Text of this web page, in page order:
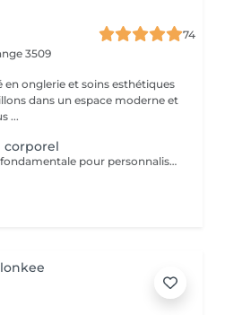
74
3509
en onglerie et soins esthétiques
...
corporel
L'évaluation esthétique est fondamentale pour personnaliser les traitements, garantissant des résultats harmonieux et naturels, en accord avec les attentes du patient.